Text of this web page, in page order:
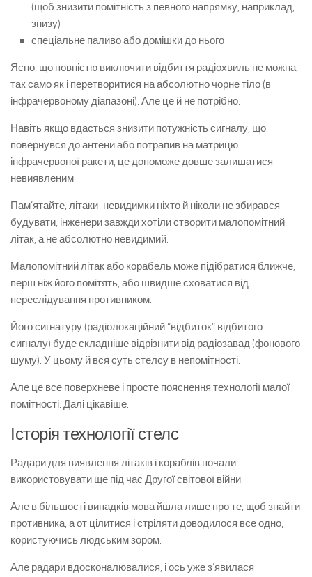
(щоб знизити помітність з певного напрямку, наприклад,
знизу)
спеціальне паливо або домішки до нього
Ясно, що повністю виключити відбиття радіохвиль не можна,
так само як і перетворитися на абсолютно чорне тіло (в
інфрачервоному діапазоні). Але це й не потрібно.
Навіть якщо вдасться знизити потужність сигналу, що
повернувся до антени або потрапив на матрицю
інфрачервоної ракети, це допоможе довше залишатися
невиявленим.
Пам’ятайте, літаки-невидимки ніхто й ніколи не збирався
будувати, інженери завжди хотіли створити малопомітний
літак, а не абсолютно невидимий.
Малопомітний літак або корабель може підібратися ближче,
перш ніж його помітять, або швидше сховатися від
переслідування противником.
Його сигнатуру (радіолокаційний “відбиток” відбитого
сигналу) буде складніше відрізнити від радіозавад (фонового
шуму). У цьому й вся суть стелсу в непомітності.
Але це все поверхневе і просте пояснення технології малої
помітності. Далі цікавіше.
Історія технології стелс
Радари для виявлення літаків і кораблів почали
використовувати ще під час Другої світової війни.
Але в більшості випадків мова йшла лише про те, щоб знайти
противника, а от цілитися і стріляти доводилося все одно,
користуючись людським зором.
Але радари вдосконалювалися, і ось уже з’явилася